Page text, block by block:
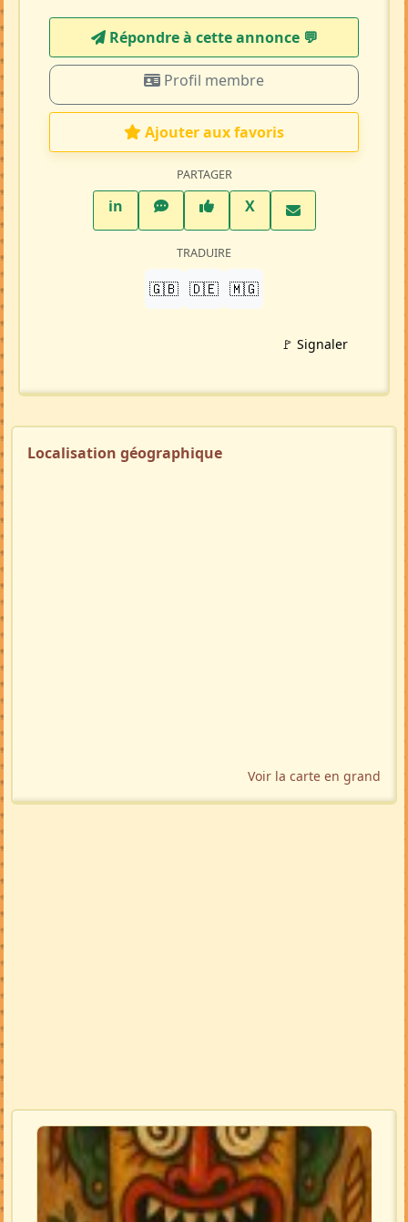
Répondre à cette annonce 💬​
Profil membre
Ajouter aux favoris
PARTAGER
inLinkedInWhatsAppFacebook
XTwitter X
TRADUIRE
🇬🇧 🇩🇪 🇲🇬
🚩 Signaler
Localisation géographique
Voir la carte en grand